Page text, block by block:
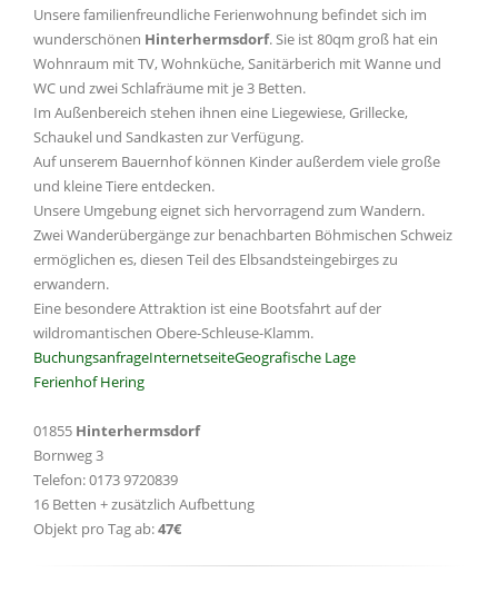
Unsere familienfreundliche Ferienwohnung befindet sich im
wunderschönen Hinterhermsdorf. Sie ist 80qm groß hat ein
Wohnraum mit TV, Wohnküche, Sanitärberich mit Wanne und
WC und zwei Schlafräume mit je 3 Betten.
Im Außenbereich stehen ihnen eine Liegewiese, Grillecke,
Schaukel und Sandkasten zur Verfügung.
Auf unserem Bauernhof können Kinder außerdem viele große
und kleine Tiere entdecken.
Unsere Umgebung eignet sich hervorragend zum Wandern.
Zwei Wanderübergänge zur benachbarten Böhmischen Schweiz
ermöglichen es, diesen Teil des Elbsandsteingebirges zu
erwandern.
Eine besondere Attraktion ist eine Bootsfahrt auf der
wildromantischen Obere-Schleuse-Klamm.
BuchungsanfrageInternetseiteGeografische Lage
Ferienhof Hering
01855 Hinterhermsdorf
Bornweg 3
Telefon: 0173 9720839
16 Betten + zusätzlich Aufbettung
Objekt pro Tag ab:47€